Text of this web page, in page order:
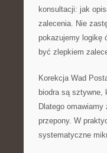
konsultacji: jak
zalecenia. Nie
pokazujemy logikę
być zlepkiem
Korekcja Wad
biodra są sztywne,
Dlatego
przepony. W
systematyczne